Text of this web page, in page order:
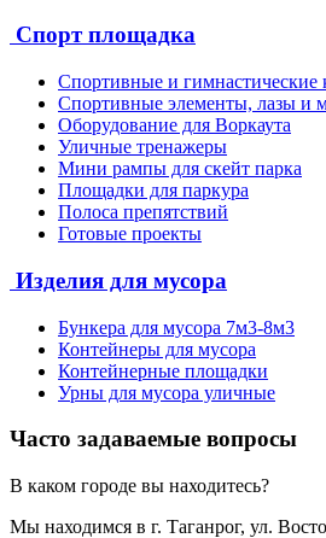
Спорт площадка
Спортивные и гимнастические
Спортивные элементы, лазы и
Оборудование для Воркаута
Уличные тренажеры
Мини рампы для скейт парка
Площадки для паркура
Полоса препятствий
Готовые проекты
Изделия для мусора
Бункера для мусора 7м3-8м3
Контейнеры для мусора
Контейнерные площадки
Урны для мусора уличные
Часто задаваемые вопросы
В каком городе вы находитесь?
Мы находимся в г. Таганрог, ул.